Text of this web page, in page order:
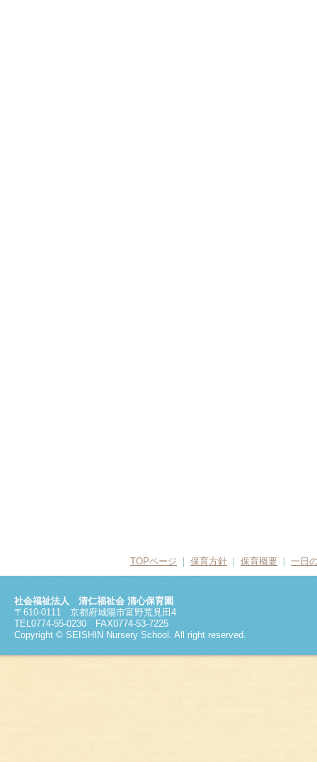
TOPページ 保育方針 保育概要 一日
社会福祉法人 清仁福祉会 清心保育園
〒610-0111 京都府城陽市富野荒見田4
TEL0774-55-0230 FAX0774-53-7225
Copyright © SEISHIN Nursery School. All right reserved.